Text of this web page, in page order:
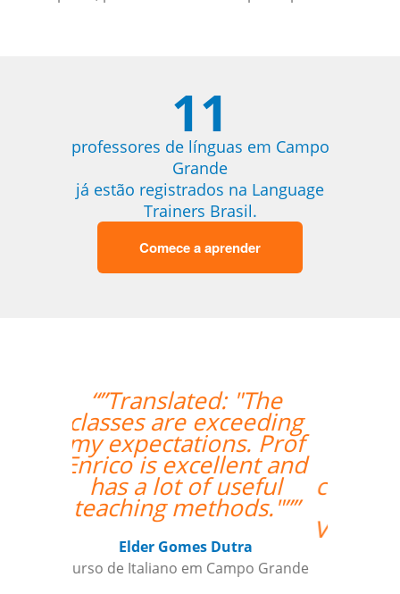
11
professores de línguas em Campo
Grande
já estão registrados na Language
Trainers Brasil.
Comece a aprender
“”O curso foi ótimo, e
deu aos nossos
funcionários a
oportunidade de
crescer fora do horário
comercial normal.
Vamos continuar a usar
a sua empresa como
um parceiro daqui